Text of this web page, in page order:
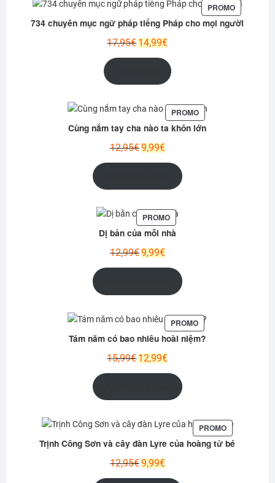
PROMOPRODUIT
EN
734 chuyên mục ngữ pháp tiếng Pháp cho mọi người
17,95€Le
14,99€Le
actuel
est :
PROMOPRODUIT
EN
PROMOTION
Cùng nắm tay cha nào ta khôn lớn
12,95€Le
9,99€Le
actuel
est :
PROMOPRODUIT
EN
Dị bản của mỗi nhà
12,99€Le
9,99€Le
actuel
est :
PROMOPRODUIT
EN
PROMOTION
Tám năm có bao nhiêu hoài niệm?
15,99€Le
12,99€Le
actuel
est :
PROMOPRODUIT
EN
PROMOTION
Trịnh Công Sơn và cây đàn Lyre của hoàng tử bé
12,95€Le
9,99€Le